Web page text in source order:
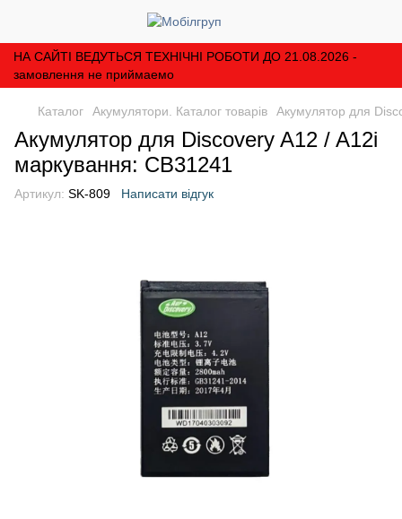
НА САЙТІ ВЕДУТЬСЯ ТЕХНІЧНІ РОБОТИ ДО 21.08.2026 -
замовлення не приймаемо
Каталог Акумулятори. Каталог товарів Акумулятор для
Акумулятор для Discovery A12 / A12i
маркування: CB31241
Артикул: SK-809 Написати відгук